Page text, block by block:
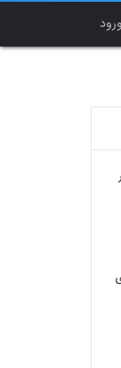
ورود